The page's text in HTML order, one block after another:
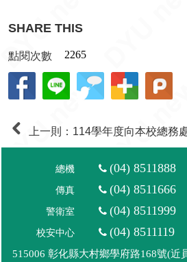
總機 (04) 8511888
傳真 (04) 8511666
警衛室 (04) 8511999
校安中心 (04) 8511119
515006 彰化縣大村鄉學府路168號(近